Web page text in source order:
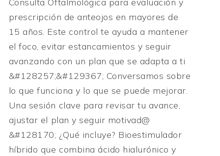
Consulta Oftalmológica para evaluación y
prescripción de anteojos en mayores de
15 años. Este control te ayuda a mantener
el foco, evitar estancamientos y seguir
avanzando con un plan que se adapta a ti
&#128257;&#129367; Conversamos sobre
lo que funciona y lo que se puede mejorar.
Una sesión clave para revisar tu avance,
ajustar el plan y seguir motivad@
&#128170; ¿Qué incluye? Bioestimulador
híbrido que combina ácido hialurónico y